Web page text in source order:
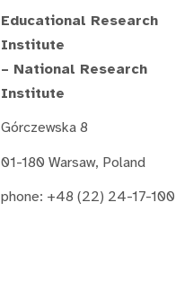
Educational Research
Institute
– National Research
Institute
Górczewska 8
01-180 Warsaw, Poland
phone: +48 (22) 24-17-100